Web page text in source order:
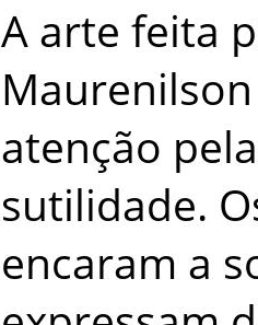
A arte feita
atenção
sutilidade.
encaram a